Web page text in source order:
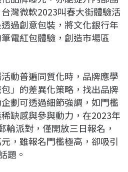
灣微軟2023叫春大街體驗活
過創意包裝，將文化銀行年
電紅包體驗，創造市場區
動普遍同質化時，品牌應學
」的差異化策略，找出品牌
劃可透過細節強調，如門檻
缺感與參與動力，在2023年
輪派對，僅開放三日報名，
，雖報名門檻極高，卻吸引
題。